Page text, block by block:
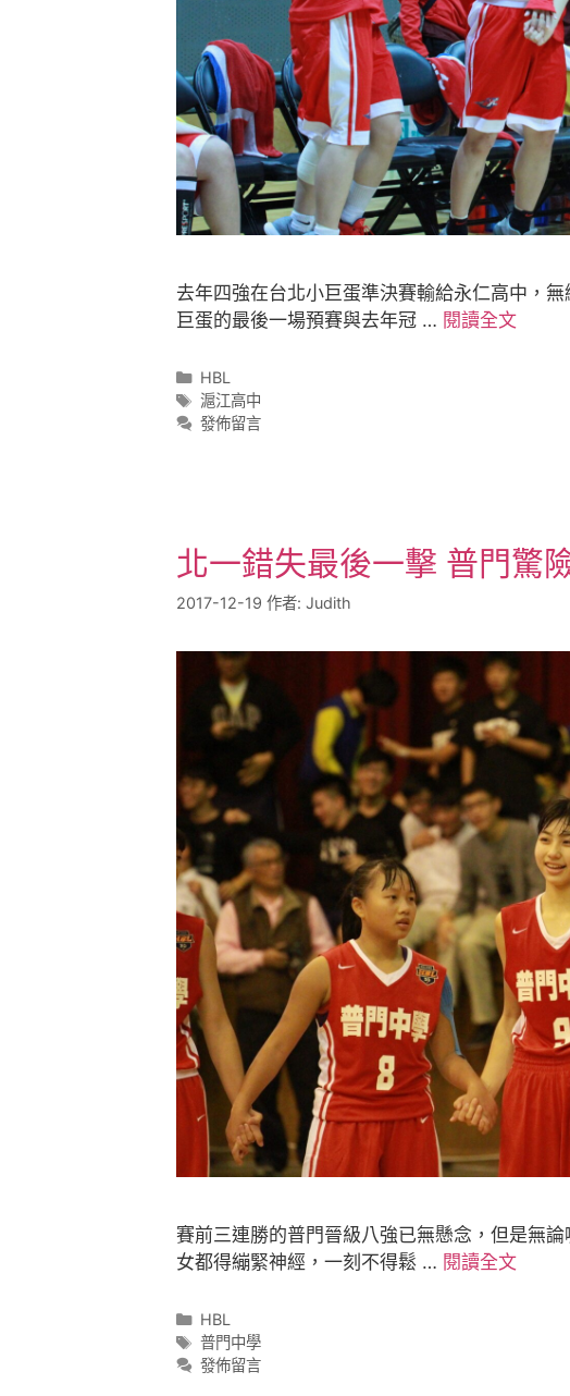
去年四強在台北小巨蛋準決賽輸給永仁高中，
巨蛋的最後一場預賽與去年冠 … 閱讀全文
HBL
滬江高中
發佈留言
北一錯失最後一擊 普門驚
2017-12-19 作者: Judith
賽前三連勝的普門晉級八強已無懸念，但是無
女都得繃緊神經，一刻不得鬆 … 閱讀全文
HBL
普門中學
發佈留言